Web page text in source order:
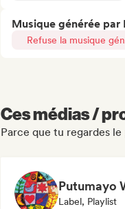
Musique générée par
Refuse la musique
Ces médias /
Parce que tu regardes
Putumayo
Label, Playlist